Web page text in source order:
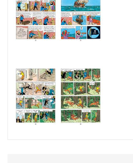
фараона» и «Голубой лотос» выглядят
самостоятельные истории, которые
обратной последовательности, не
Здесь же перед нами классическая
Заглянуть в творческую лабораторию
комментарии, составленные Михаилом
переводчиком нового издания серии и
Эрже. Они позволят пытливому
события нашли отражение в книгах и